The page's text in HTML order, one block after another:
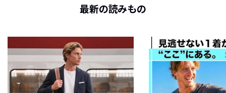
最新の読みもの